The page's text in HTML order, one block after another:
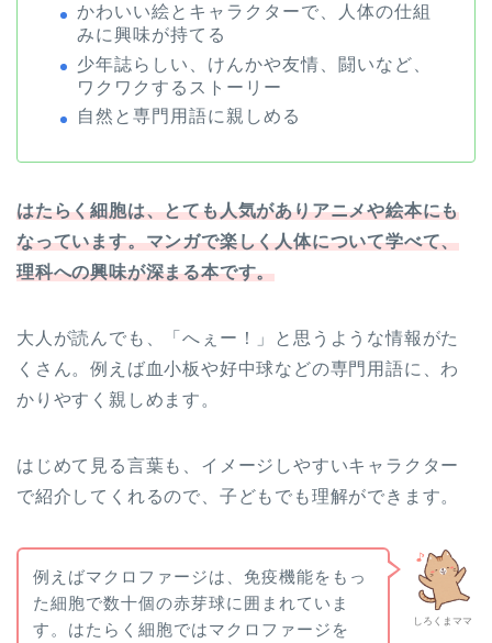
かわいい絵とキャラクターで、人体の仕組
みに興味が持てる
少年誌らしい、けんかや友情、闘いなど、
ワクワクするストーリー
自然と専門用語に親しめる
はたらく細胞は、とても人気がありアニメや絵本にも
なっています。マンガで楽しく人体について学べて、
理科への興味が深まる本です。
大人が読んでも、「へぇー！」と思うような情報がた
くさん。例えば血小板や好中球などの専門用語に、わ
かりやすく親しめます。
はじめて見る言葉も、イメージしやすいキャラクター
で紹介してくれるので、子どもでも理解ができます。
しろくまママ
例えばマクロファージは、免疫機能をもっ
た細胞で数十個の赤芽球に囲まれていま
す。はたらく細胞ではマクロファージを